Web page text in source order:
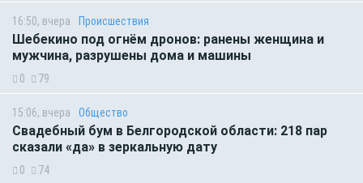
16:50, вчера Происшествия
Шебекино под огнём дронов: ранены женщина и
мужчина, разрушены дома и машины
0 79
15:06, вчера Общество
Свадебный бум в Белгородской области: 218 пар
сказали «да» в зеркальную дату
0 74